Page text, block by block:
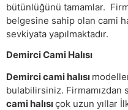
bütünlüğünü tamamlar.
belgesine sahip olan cami
sevkiyata yapılmaktadır.
Demirci Cami Halısı
Demirci cami halısı
bulabilirsiniz. Firmamızdan
cami halısıçok uzun yıllar